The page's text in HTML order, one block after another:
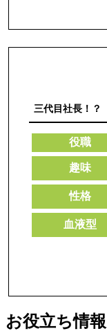
三代目社長！
役職
趣味
性格
血液型
お役立ち情報